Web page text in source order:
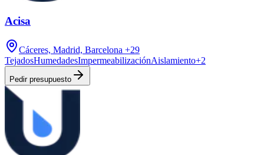
Acisa
Cáceres, Madrid, Barcelona +29
TejadosHumedadesImpermeabilizaciónAislamiento+2
Pedir presupuesto